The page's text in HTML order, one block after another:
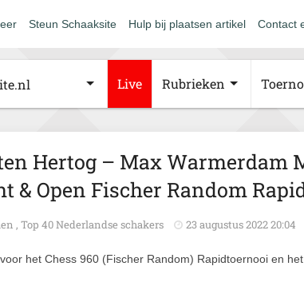
Steun Schaaksite Hulp bij plaatsen artikel Contact
Live Rubrieken
Hertog – Max Warmerdam
& Open Fischer Random
, Top 40 Nederlandse schakers 23 augustus 2022 20:04
het Chess 960 (Fischer Random) Rapidtoernooi en